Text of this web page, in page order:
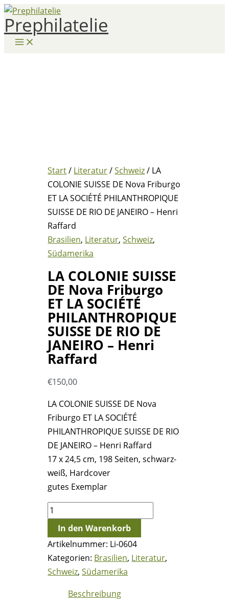
Zum
Inhalt
springen
Prephilatelie
Start/ Literatur/Schweiz/ LA
COLONIE SUISSE DE Nova Friburgo
ET LA SOCIÉTÉ PHILANTHROPIQUE
SUISSE DE RIO DE JANEIRO – Henri
Raffard
Brasilien, Literatur,Schweiz,
Südamerika
LA COLONIE SUISSE
DE Nova Friburgo
ET LA SOCIÉTÉ
PHILANTHROPIQUE
SUISSE DE RIO DE
JANEIRO – Henri
Raffard
€150,00
LA COLONIE SUISSE DE Nova
Friburgo ET LA SOCIÉTÉ
PHILANTHROPIQUE SUISSE DE RIO
DE JANEIRO – Henri Raffard
17 x 24,5 cm, 198 Seiten, schwarz-
weiß, Hardcover
gutes Exemplar
LA
COLONIE
SUISSE
DE
Nova
Friburgo
In den Warenkorb
Artikelnummer: Li-0604
Kategorien: Brasilien, Literatur,
Schweiz,Südamerika
Beschreibung